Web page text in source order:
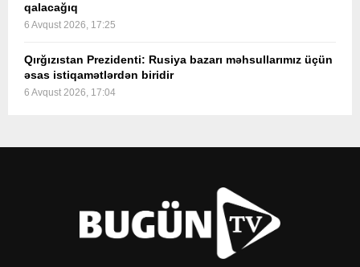
qalacağıq
6 Avqust 2026, 17:25
Qırğızıstan Prezidenti: Rusiya bazarı məhsullarımız üçün
əsas istiqamətlərdən biridir
6 Avqust 2026, 17:04